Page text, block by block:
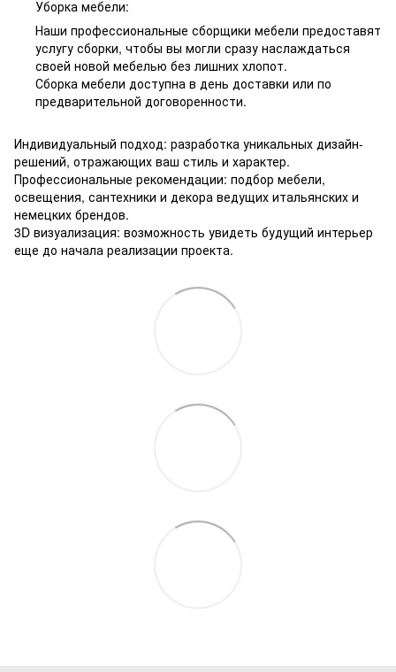
Уборка мебели:
Наши профессиональные сборщики мебели предоставят
услугу сборки, чтобы вы могли сразу наслаждаться
своей новой мебелью без лишних хлопот.
Сборка мебели доступна в день доставки или по
предварительной договоренности.
Индивидуальный подход: разработка уникальных дизайн-
решений, отражающих ваш стиль и характер.
Профессиональные рекомендации: подбор мебели,
освещения, сантехники и декора ведущих итальянских и
немецких брендов.
3D визуализация: возможность увидеть будущий интерьер
еще до начала реализации проекта.